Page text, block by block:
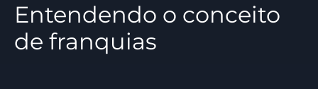
Entendendo o conceito
de franquias